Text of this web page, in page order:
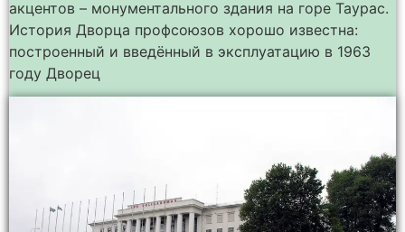
акцентов – монументального здания на горе Таурас.
История Дворца профсоюзов хорошо известна:
построенный и введённый в эксплуатацию в 1963
году Дворец